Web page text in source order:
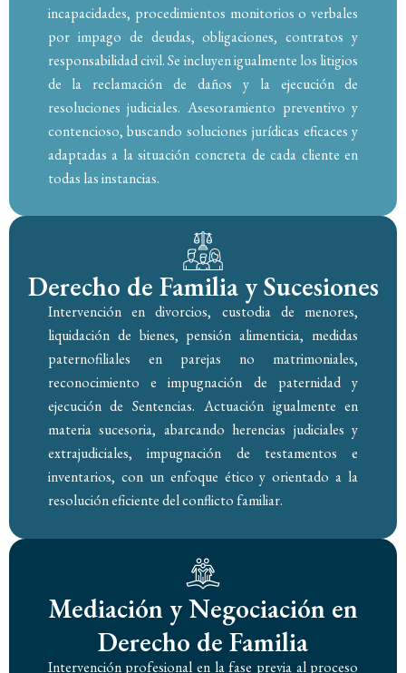
incapacidades, procedimientos monitorios o verbales
por impago de deudas, obligaciones, contratos y
responsabilidad civil. Se incluyen igualmente los litigios
de la reclamación de daños y la ejecución de
resoluciones judiciales. Asesoramiento preventivo y
contencioso, buscando soluciones jurídicas eficaces y
adaptadas a la situación concreta de cada cliente en
todas las instancias.
Derecho de Familia y Sucesiones
Intervención en divorcios, custodia de menores,
liquidación de bienes, pensión alimenticia, medidas
paternofiliales en parejas no matrimoniales,
reconocimiento e impugnación de paternidad y
ejecución de Sentencias. Actuación igualmente en
materia sucesoria, abarcando herencias judiciales y
extrajudiciales, impugnación de testamentos e
inventarios, con un enfoque ético y orientado a la
resolución eficiente del conflicto familiar.
Mediación y Negociación en
Derecho de Familia
Intervención profesional en la fase previa al proceso